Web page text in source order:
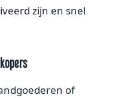
zijn en snel
of